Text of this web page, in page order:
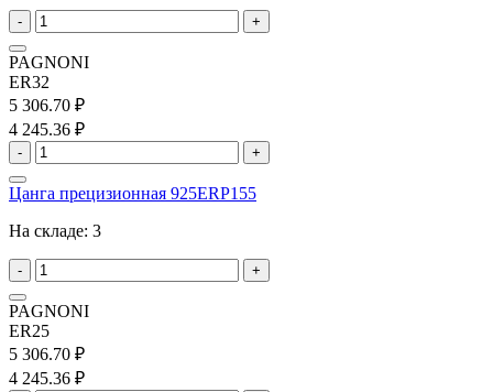
- +
PAGNONI
ER32
5 306.70 ₽
4 245.36 ₽
- +
Цанга прецизионная 925ERP155
На складе: 3
- +
PAGNONI
ER25
5 306.70 ₽
4 245.36 ₽